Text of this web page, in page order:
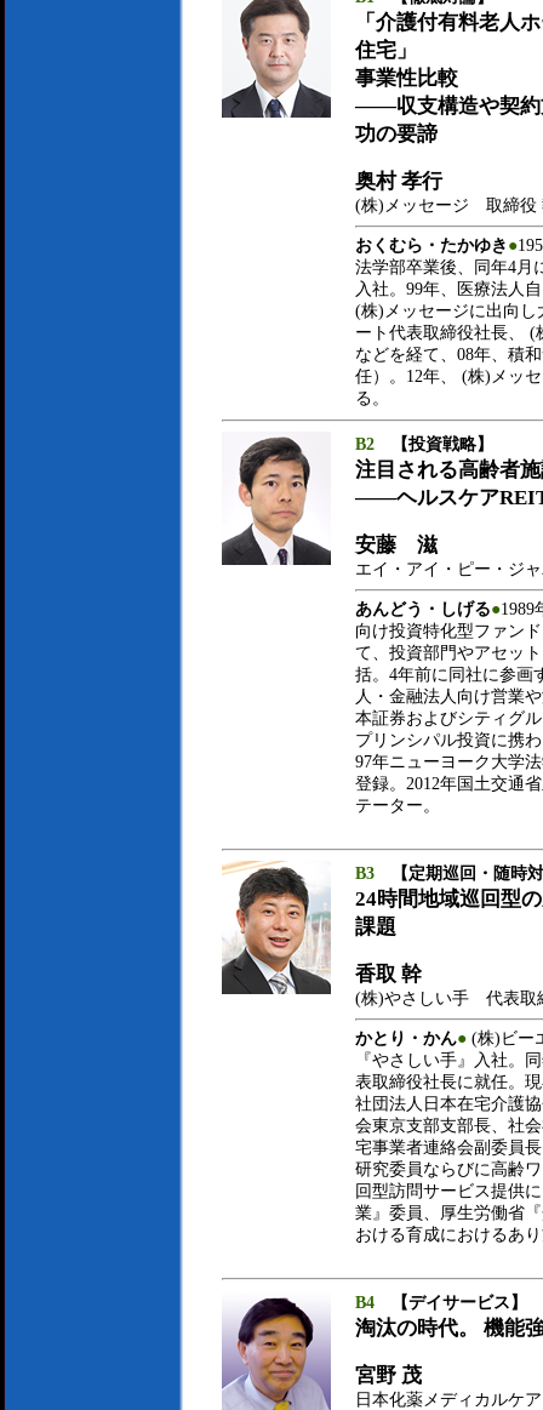
「介護付有料老人
住宅」
事業性比較
――収支構造や契約
功の要諦
奥村 孝行
(株)メッセージ 取締役
おくむら・たかゆき ●
法学部卒業後、同年4月
入社。99年、医療法人
(株)メッセージに出向
ート代表取締役社長、
などを経て、08年、積
任）。12年、 (株)メッ
る。
B2 【投資戦略】
注目される高齢者
――ヘルスケア
安藤 滋
エイ・アイ・ピー・ジ
あんどう・しげる●1989
向け投資特化型ファン
て、投資部門やアセッ
括。4年前に同社に参画
人・金融法人向け営業
本証券およびシティグ
プリンシパル投資に携
97年ニューヨーク大学
登録。2012年国土交通
テーター。
B3 【定期巡回・随時
24時間地域巡回型
課題
香取 幹
(株)やさしい手 代表取
かとり・かん● (株)ビー
『やさしい手』入社。
表取締役社長に就任。
社団法人日本在宅介護
会東京支部支部長、社
宅事業者連絡会副委員
研究委員ならびに高齢
回型訪問サービス提供
業』委員、厚生労働省
おける育成におけるあ
B4 【デイサービス】
淘汰の時代。 機能
宮野 茂
日本化薬メディカルケ